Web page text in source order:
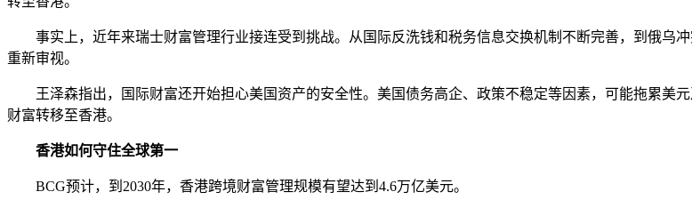
事实上，近年来瑞士财富管理行业接连受到挑战。从国际反洗钱和税务信息交换机制不断完善，到俄乌
重新审视。
王泽森指出，国际财富还开始担心美国资产的安全性。美国债务高企、政策不稳定等因素，可能拖累美
财富转移至香港。
香港如何守住全球第一
BCG预计，到2030年，香港跨境财富管理规模有望达到4.6万亿美元。